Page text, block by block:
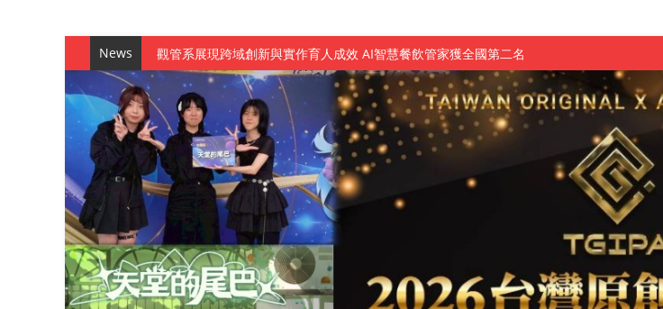
News
觀管系展現跨域創新與實作育人成效 AI智慧餐飲管家獲全國第二名
學務處舉辦「董事長『聊』心室」 上官董事長與青年學子溫馨對談 傳遞品格與智慧力量
成人之美成就學生夢想 菁英學程陪伴財金系學生蛻變成金融新星
金曲陣容強勢進駐！中國科大原民音樂成果展 燃爆傳統與現代
數媒系《天堂的尾巴》、《礦影》勇奪台灣原創遊戲大賞雙佳作
師生攜手磨練一個月！觀管系榮獲天籟盃全國大專廣播詞競賽英文組佳作
一銀彭仁主中國科大開講 解密AI時代的金融轉型與數位正義
通識教育中心主辦「114學年度AI英文自我介紹比賽」成績出爐
數據後的溫度：財金系傑出校友共議「人文素養」 點亮智慧金融時代的跨域新局